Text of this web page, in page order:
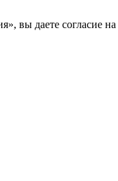
вы даете согласие на